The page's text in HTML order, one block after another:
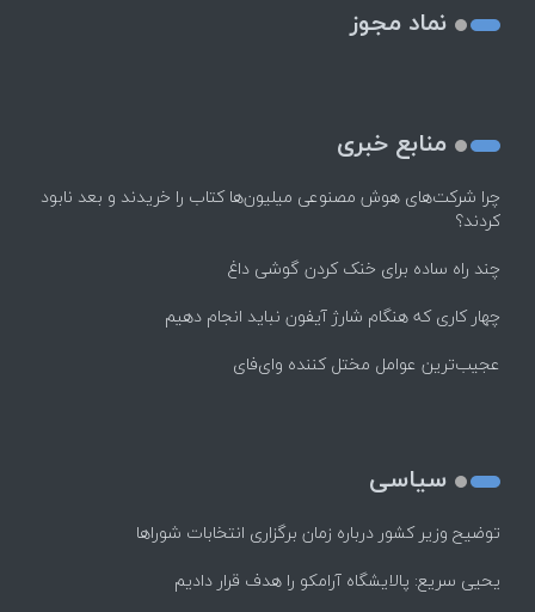
نماد مجوز
منابع خبری
چرا شرکت‌های هوش مصنوعی میلیون‌ها کتاب را خریدند و بعد نابود
کردند؟
چند راه‌ ساده برای خنک کردن گوشی داغ
چهار کاری که هنگام شارژ آیفون نباید انجام دهیم
عجیب‌ترین عوامل مختل کننده وای‌فای
سیاسی
توضیح وزیر کشور درباره زمان برگزاری انتخابات شوراها
یحیی سریع: پالایشگاه آرامکو را هدف قرار دادیم